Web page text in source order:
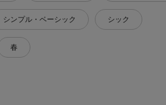
シンプル・ベーシック シック
春